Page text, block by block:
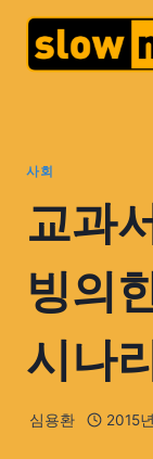
사회
교과
빙의
시나
심용환 2015